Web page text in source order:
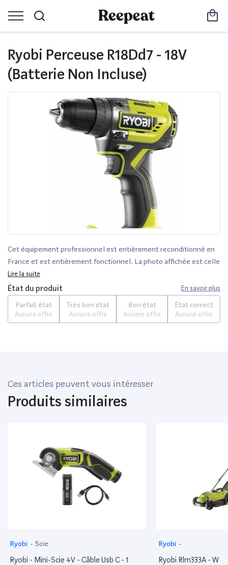
Ryobi Perceuse R18Dd7 - 18V
(Batterie Non Incluse)
Cet équipement professionnel est entièrement reconditionné en
France et est entièrement fonctionnel. La photo affichée est celle
d’un équipement neuf et peut dont légèrement différer de
l’équipement vendu, et peut posséder de légers défauts
cosmétiques, qui n’altèrent en rien son bon fonctionnement. -
Alimentation batterie - Batterie non incluse - Plastique - Métal
Lire la suite
État du produit En savoir plus
Parfait état
Aucune offre
Très bon état
Aucune offre
Bon état
Aucune offre
État correct
Aucune offre
Ces articles peuvent vous intéresser
Produits similaires
Ryobi - Scie
Ryobi - Mini-Scie 4V - Câble Usb C - 1
Ryobi -
Ryobi Rlm333A - W